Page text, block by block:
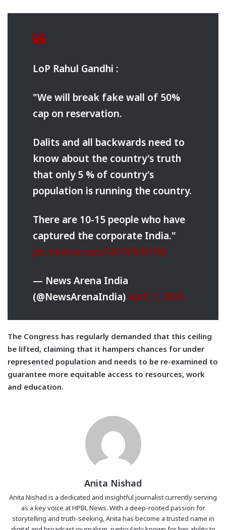
LoP Rahul Gandhi :
"We will break fake wall of 50%
cap on reservation.
Dalits and all backwards need to
know about the country's truth
that only 5 % of country's
population is running the country.
There are 10-15 people who have
captured the corporate India."
pic.twitter.com/IKTK5tN19Q
— News Arena India
(@NewsArenaIndia)April 7, 2025
The Congress has regularly demanded that this ceiling
be lifted, claiming that it hampers chances for under
represented population and needs to be re-examined to
guarantee more equitable access to resources, work
and education.
Anita Nishad
Anita Nishad is a dedicated and insightful journalist currently serving
as a key voice at HPBL News. With a deep-rooted passion for
storytelling and truth-seeking, Anita has become a trusted name in